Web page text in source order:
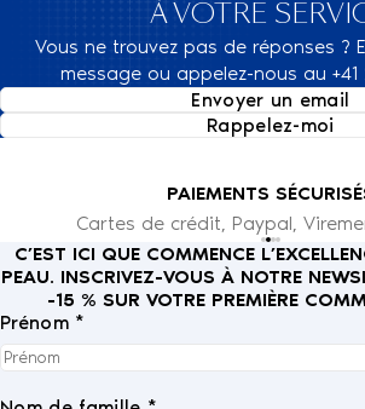
À VOTRE
Vous ne trouvez pas de réponses ?
message ou appelez-nous au +41
Envoyer un email
Rappelez-moi
PAIEMENTS
Cartes de crédit, Paypal,
C’EST ICI QUE COMMENCE
PEAU. INSCRIVEZ-VOUS À NOTRE
-15 % SUR VOTRE PREMIÈRE
Prénom *